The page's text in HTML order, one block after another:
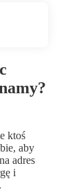
ktoś
aby
adres
i